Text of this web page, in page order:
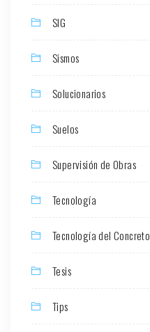
SIG
Sismos
Solucionarios
Suelos
Supervisión de Obras
Tecnología
Tecnología del Concreto
Tesis
Tips